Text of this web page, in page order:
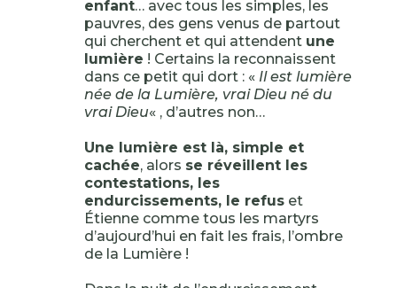
enfant… avec tous les simples, les
pauvres, des gens venus de partout
qui cherchent et qui attendent une
lumière ! Certains la reconnaissent
dans ce petit qui dort : « Il est lumière
née de la Lumière, vrai Dieu né du
vrai Dieu« , d’autres non…
Une lumière est là, simple et
cachée, alors se réveillent les
contestations, les
endurcissements, le refuset
Étienne comme tous les martyrs
d’aujourd’hui en fait les frais, l’ombre
de la Lumière !